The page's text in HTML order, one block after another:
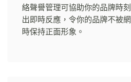
絡聲譽管理可協助你的品牌時
出即時反應，令你的品牌不被
時保持正面形象。